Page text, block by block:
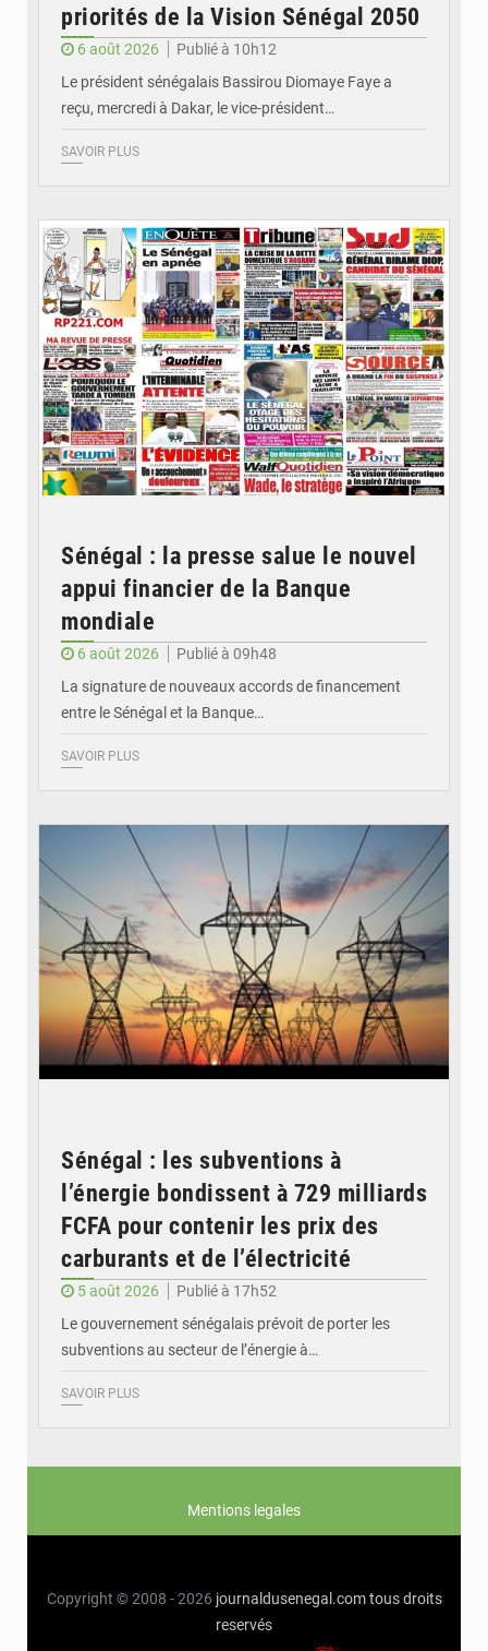
priorités de la Vision Sénégal 2050
6 août 2026
Publié à 10h12
Le président sénégalais Bassirou Diomaye Faye a
reçu, mercredi à Dakar, le vice-président…
SAVOIR PLUS
Sénégal : la presse salue le nouvel
appui financier de la Banque
mondiale
6 août 2026
Publié à 09h48
La signature de nouveaux accords de financement
entre le Sénégal et la Banque…
SAVOIR PLUS
Sénégal : les subventions à
l’énergie bondissent à 729 milliards
FCFA pour contenir les prix des
carburants et de l’électricité
5 août 2026
Publié à 17h52
Le gouvernement sénégalais prévoit de porter les
subventions au secteur de l’énergie à…
SAVOIR PLUS
Mentions legales
Copyright © 2008 - 2026 journaldusenegal.com tous droits
reservés